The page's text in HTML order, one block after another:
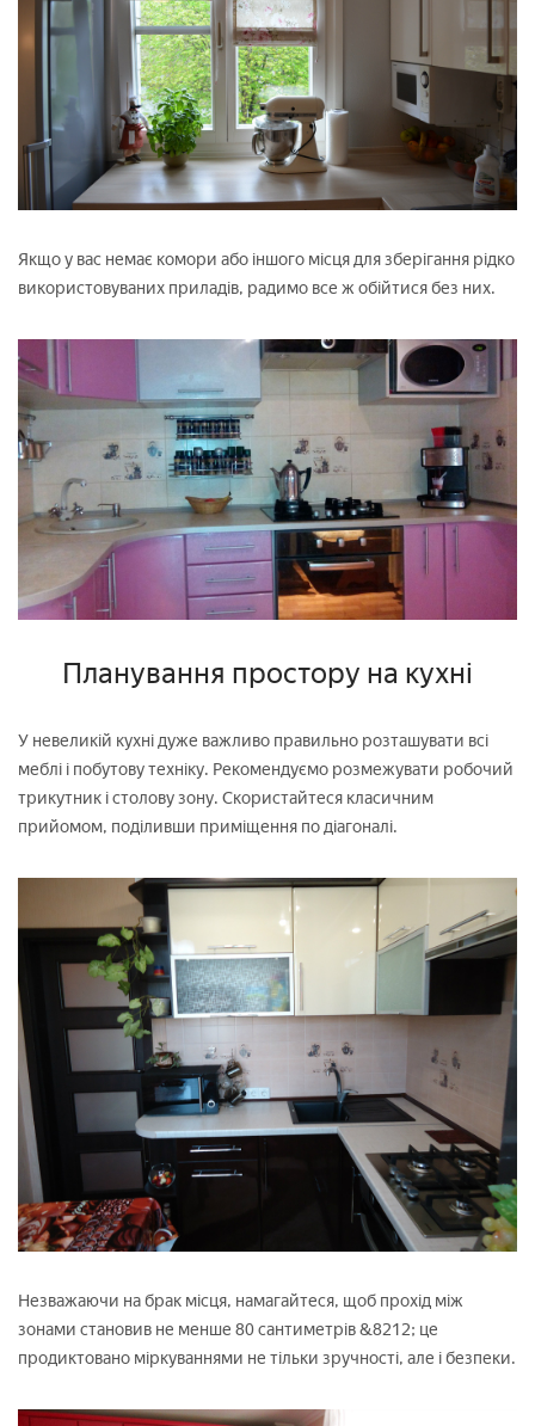
Якщо у вас немає комори або іншого місця для зберігання рідко
використовуваних приладів, радимо все ж обійтися без них.
Планування простору на кухні
У невеликій кухні дуже важливо правильно розташувати всі
меблі і побутову техніку. Рекомендуємо розмежувати робочий
трикутник і столову зону. Скористайтеся класичним
прийомом, поділивши приміщення по діагоналі.
Незважаючи на брак місця, намагайтеся, щоб прохід між
зонами становив не менше 80 сантиметрів &8212; це
продиктовано міркуваннями не тільки зручності, але і безпеки.